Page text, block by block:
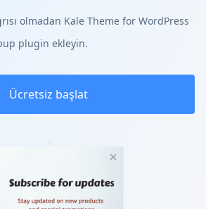
olmadan Kale Theme for WordPress
plugin ekleyin.
Ücretsiz başlat